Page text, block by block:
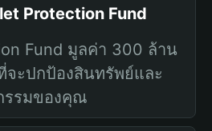
Protection Fund
Fund มูลค่า 300 ล้าน
จะปกป้องสินทรัพย์และ
รรมของคุณ